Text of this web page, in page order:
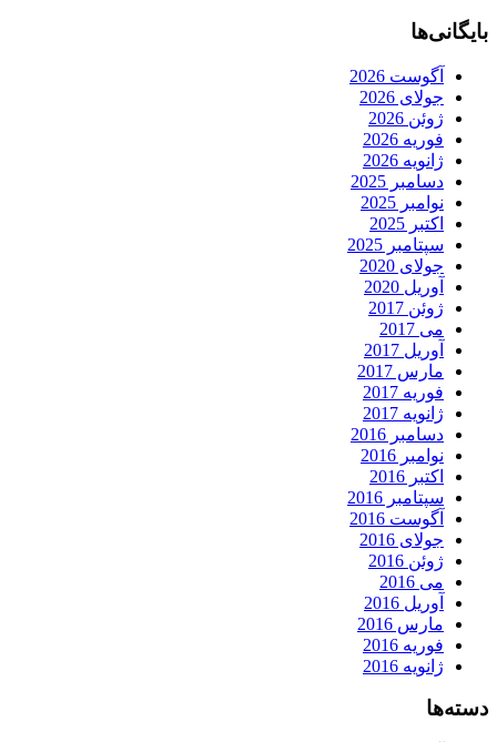
بایگانی‌ها
آگوست 2026
جولای 2026
ژوئن 2026
فوریه 2026
ژانویه 2026
دسامبر 2025
نوامبر 2025
اکتبر 2025
سپتامبر 2025
جولای 2020
آوریل 2020
ژوئن 2017
می 2017
آوریل 2017
مارس 2017
فوریه 2017
ژانویه 2017
دسامبر 2016
نوامبر 2016
اکتبر 2016
سپتامبر 2016
آگوست 2016
جولای 2016
ژوئن 2016
می 2016
آوریل 2016
مارس 2016
فوریه 2016
ژانویه 2016
دسته‌ها